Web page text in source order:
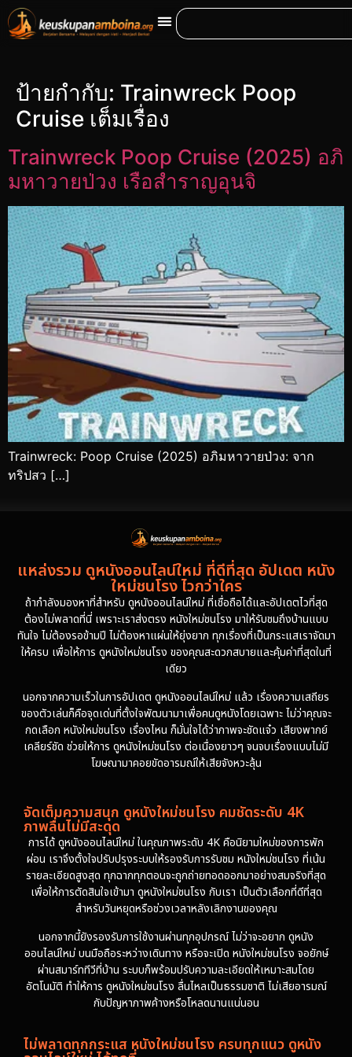
ป้ายกำกับ: Trainwreck Poop
Cruise เต็มเรื่อง
Trainwreck Poop Cruise (2025) อภิ
มหาวายป่วง เรือสำราญอุนจิ
Trainwreck: Poop Cruise (2025) อภิมหาวายป่วง: จาก
ทริปสว […]
แหล่งรวม ดูหนังออนไลน์ใหม่ ที่ดีที่สุด อัปเดต หนัง
ใหม่ชนโรง ไวกว่าใคร
ถ้ากำลังมองหาที่สำหรับ ดูหนังออนไลน์ใหม่ ที่เชื่อถือได้และอัปเดตไวที่สุด
ต้องไม่พลาดที่นี่ เพราะเราส่งตรง หนังใหม่ชนโรง มาให้รับชมถึงบ้านแบบ
ทันใจ ไม่ต้องรอข้ามปี ไม่ต้องหาแผ่นให้ยุ่งยาก ทุกเรื่องที่เป็นกระแสเราจัดมา
ให้ครบ เพื่อให้การ ดูหนังใหม่ชนโรง ของคุณสะดวกสบายและคุ้มค่าที่สุดในที่
เดียว
นอกจากความเร็วในการอัปเดต ดูหนังออนไลน์ใหม่ แล้ว เรื่องความเสถียร
ของตัวเล่นก็คือจุดเด่นที่ตั้งใจพัฒนามาเพื่อคนดูหนังโดยเฉพาะ ไม่ว่าคุณจะ
กดเลือก หนังใหม่ชนโรง เรื่องไหน ก็มั่นใจได้ว่าภาพจะชัดแจ๋ว เสียงพากย์
เคลียร์ชัด ช่วยให้การ ดูหนังใหม่ชนโรง ต่อเนื่องยาวๆ จนจบเรื่องแบบไม่มี
โฆษณามาคอยขัดอารมณ์ให้เสียจังหวะลุ้น
จัดเต็มความสนุก ดูหนังใหม่ชนโรง คมชัดระดับ 4K
ภาพลื่นไม่มีสะดุด
การได้ ดูหนังออนไลน์ใหม่ ในคุณภาพระดับ 4K คือนิยามใหม่ของการพัก
ผ่อน เราจึงตั้งใจปรับปรุงระบบให้รองรับการรับชม หนังใหม่ชนโรง ที่เน้น
รายละเอียดสูงสุด ทุกฉากทุกตอนจะถูกถ่ายทอดออกมาอย่างสมจริงที่สุด
เพื่อให้การตัดสินใจเข้ามา ดูหนังใหม่ชนโรง กับเรา เป็นตัวเลือกที่ดีที่สุด
สำหรับวันหยุดหรือช่วงเวลาหลังเลิกงานของคุณ
นอกจากนี้ยังรองรับการใช้งานผ่านทุกอุปกรณ์ ไม่ว่าจะอยาก ดูหนัง
ออนไลน์ใหม่ บนมือถือระหว่างเดินทาง หรือจะเปิด หนังใหม่ชนโรง จอยักษ์
ผ่านสมาร์ททีวีที่บ้าน ระบบก็พร้อมปรับความละเอียดให้เหมาะสมโดย
อัตโนมัติ ทำให้การ ดูหนังใหม่ชนโรง ลื่นไหลเป็นธรรมชาติ ไม่เสียอารมณ์
กับปัญหาภาพค้างหรือโหลดนานแน่นอน
ไม่พลาดทุกกระแส หนังใหม่ชนโรง ครบทุกแนว ดูหนัง